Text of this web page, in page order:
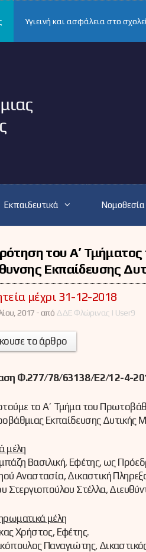
Υγιεινή και ασφάλεια στο
Εκπαιδευτικά Νομοθεσία
του Α’
Εκπαίδευσης
μέχρι 31-12-2018
2017 -από ΔΔΕ Φλώρινας | User9
το άρθρο
Φ.277/78/63138/E2/12-4-
το Α΄ Τμήμα του
Εκπαίδευσης Δυτικής
μέλη
Βασιλική, Εφέτης, ως
Αναστασία, Δικαστική
Στεργιοπούλου Στέλλα,
μέλη
Χρήστος, Εφέτης.
Παναγιώτης,